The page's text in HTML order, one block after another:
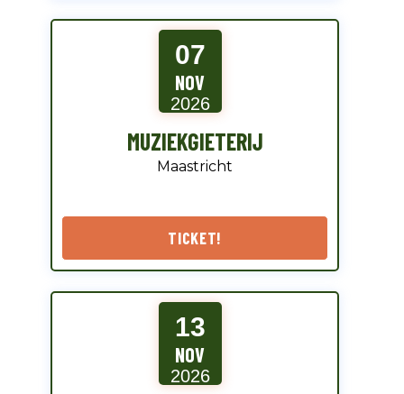
07
NOV
2026
MUZIEKGIETERIJ
Maastricht
TICKET!
13
NOV
2026